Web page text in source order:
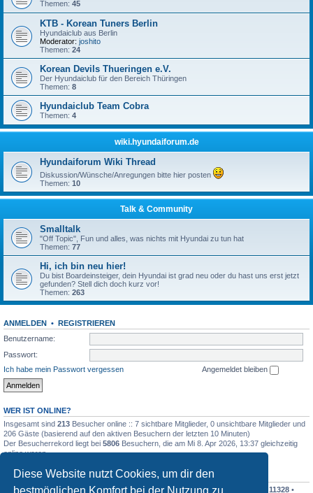
Diese Website nutzt Cookies, um dir den
bestmöglichen Komfort bei der Nutzung zu
Themen: 45
KTB - Korean Tuners Berlin
Hyundaiclub aus Berlin
Moderator: joshito
Themen: 24
Korean Devils Thueringen e.V.
Der Hyundaiclub für den Bereich Thüringen
Themen: 8
Hyundaiclub Team Cobra
Themen: 4
wiki.hyundaiforum.de
Hyundaiforum Wiki Thread
Diskussion/Wünsche/Anregungen bitte hier posten
Themen: 10
Talk & Community
Smalltalk
"Off Topic", Fun und alles, was nichts mit Hyundai zu tun hat
Themen: 77
Hi, ich bin neu hier!
Du bist Boardeinsteiger, dein Hyundai ist grad neu oder du hast uns erst jetzt
gefunden? Stell dich doch kurz vor!
Themen: 263
ANMELDEN • REGISTRIEREN
Benutzername:
Passwort:
Ich habe mein Passwort vergessen
Angemeldet bleiben
WER IST ONLINE?
Insgesamt sind 213 Besucher online :: 7 sichtbare Mitglieder, 0 unsichtbare Mitglieder und
206 Gäste (basierend auf den aktiven Besuchern der letzten 10 Minuten)
Der Besucherrekord liegt bei 5806 Besuchern, die am Mi 8. Apr 2026, 13:37 gleichzeitig
online waren.
STATISTIK
Beiträge insgesamt342544• Themen insgesamt30366• Mitglieder insgesamt 11328 •